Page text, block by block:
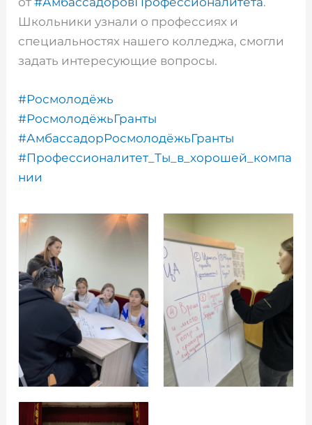
Школьники узнали о профессиях и
специальностях нашего колледжа, смогли
задать интересующие вопросы.
#Росмолодёжь
#РосмолодёжьГранты
#АмбассадорРосмолодёжьГранты
#Профессионалитет_Ты_в_хорошей_компа
нии